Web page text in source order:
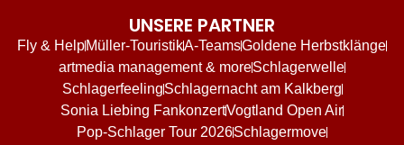
UNSERE PARTNER
Fly & HelpMüller-TouristikA-TeamsGoldene Herbstklänge
artmedia management & moreSchlagerwelle
SchlagerfeelingSchlagernacht am Kalkberg
Sonia Liebing FankonzertVogtland Open Air
Pop-Schlager Tour 2026Schlagermove